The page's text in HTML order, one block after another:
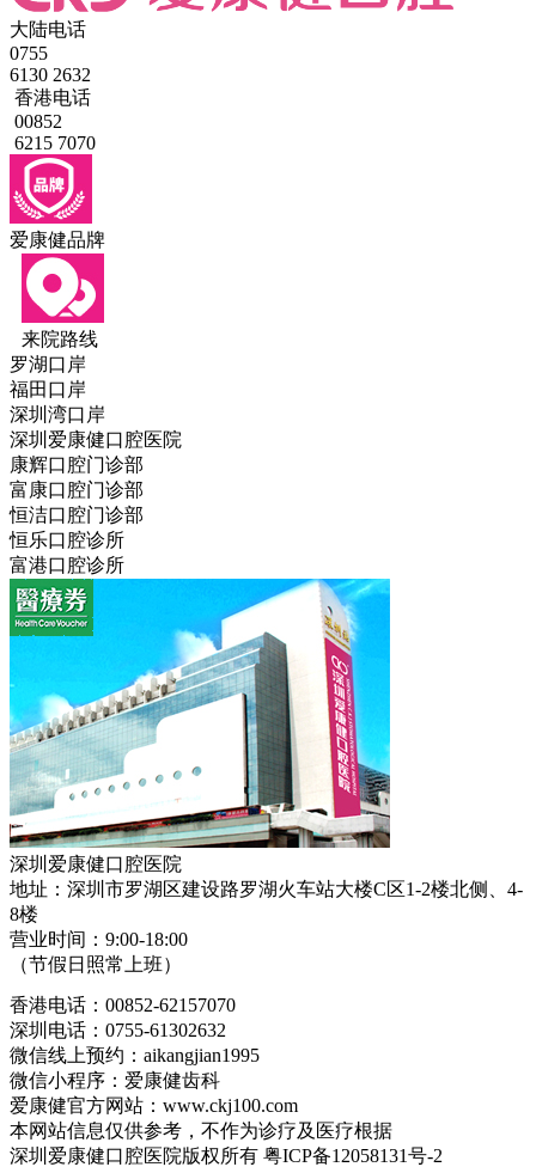
大陆电话
0755
6130 2632
香港电话
00852
6215 7070
爱康健品牌
来院路线
罗湖口岸
福田口岸
深圳湾口岸
深圳爱康健口腔医院
康辉口腔门诊部
富康口腔门诊部
恒洁口腔门诊部
恒乐口腔诊所
富港口腔诊所
深圳爱康健口腔医院
地址：深圳市罗湖区建设路罗湖火车站大楼C区1-2楼北侧、4-
8楼
营业时间：9:00-18:00
（节假日照常上班）
香港电话：00852-62157070
深圳电话：0755-61302632
微信线上预约：aikangjian1995
微信小程序：爱康健齿科
爱康健官方网站：www.ckj100.com
本网站信息仅供参考，不作为诊疗及医疗根据
深圳爱康健口腔医院版权所有 粤ICP备12058131号-2